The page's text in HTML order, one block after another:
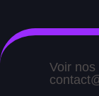
Voir nos